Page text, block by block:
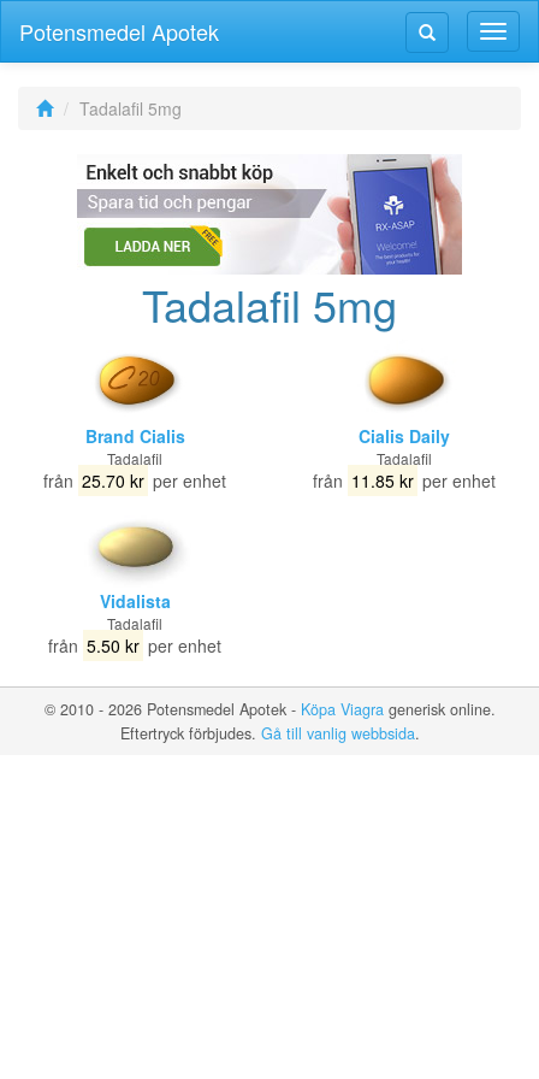
Växla
Växla
navigering
Potensmedel Apotek
Tadalafil 5mg
Tadalafil 5mg
Brand Cialis
Tadalafil
från 25.70 kr per enhet
Cialis Daily
Tadalafil
från 11.85 kr per enhet
Vidalista
Tadalafil
från 5.50 kr per enhet
© 2010 - 2026 Potensmedel Apotek - Köpa Viagragenerisk online.
Eftertryck förbjudes. Gå till vanlig webbsida.